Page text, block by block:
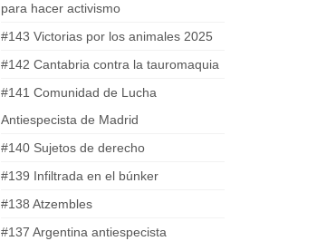
para hacer activismo
#143 Victorias por los animales 2025
#142 Cantabria contra la tauromaquia
#141 Comunidad de Lucha
Antiespecista de Madrid
#140 Sujetos de derecho
#139 Infiltrada en el búnker
#138 Atzembles
#137 Argentina antiespecista